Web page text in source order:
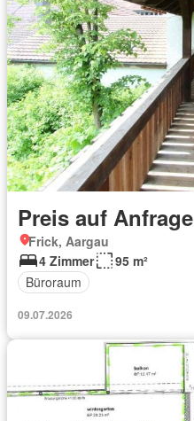
Preis auf Anfrage
Frick, Aargau
4 Zimmer
95 m²
Büroraum
09.07.2026